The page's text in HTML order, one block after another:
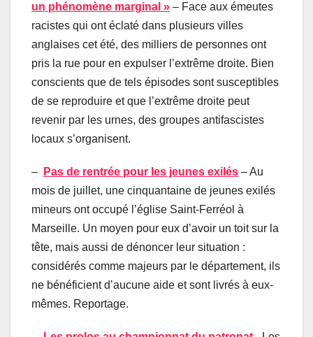
un phénomène marginal » – Face aux émeutes
racistes qui ont éclaté dans plusieurs villes
anglaises cet été, des milliers de personnes ont
pris la rue pour en expulser l’extrême droite. Bien
conscients que de tels épisodes sont susceptibles
de se reproduire et que l’extrême droite peut
revenir par les urnes, des groupes antifascistes
locaux s’organisent.
– Pas de rentrée pour les jeunes exilés – Au
mois de juillet, une cinquantaine de jeunes exilés
mineurs ont occupé l’église Saint-Ferréol à
Marseille. Un moyen pour eux d’avoir un toit sur la
tête, mais aussi de dénoncer leur situation :
considérés comme majeurs par le département, ils
ne bénéficient d’aucune aide et sont livrés à eux-
mêmes. Reportage.